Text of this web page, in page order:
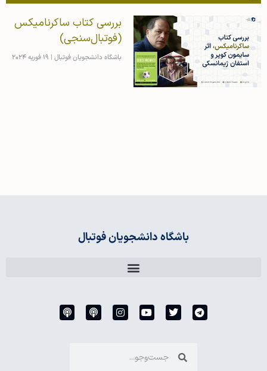
بررسی کتاب ساکرنامیکس
(فوتبال‌سنجی)
باشگاه دانشجویان فوتبال 19 فوریه 2024
باشگاه دانشجویان فوتبال